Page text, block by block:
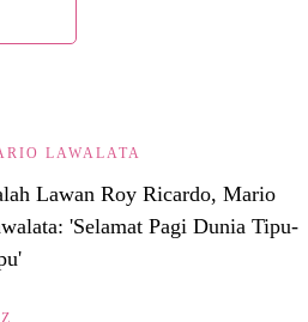
LAWALATA
Lawan Roy Ricardo, Mario
'Selamat Pagi Dunia Tipu-